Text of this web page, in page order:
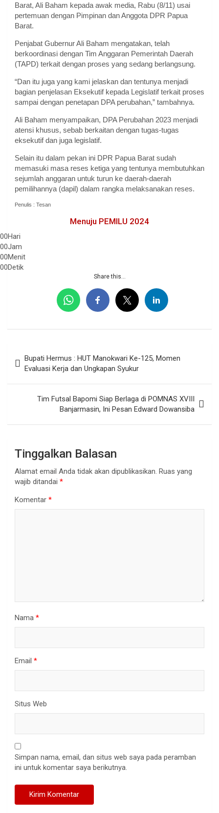
Barat, Ali Baham kepada awak media, Rabu (8/11) usai
pertemuan dengan Pimpinan dan Anggota DPR Papua
Barat.
Penjabat Gubernur Ali Baham mengatakan, telah
berkoordinasi dengan Tim Anggaran Pemerintah Daerah
(TAPD) terkait dengan proses yang sedang berlangsung.
“Dan itu juga yang kami jelaskan dan tentunya menjadi
bagian penjelasan Eksekutif kepada Legislatif terkait proses
sampai dengan penetapan DPA perubahan,” tambahnya.
Ali Baham menyampaikan, DPA Perubahan 2023 menjadi
atensi khusus, sebab berkaitan dengan tugas-tugas
eksekutif dan juga legislatif.
Selain itu dalam pekan ini DPR Papua Barat sudah
memasuki masa reses ketiga yang tentunya membutuhkan
sejumlah anggaran untuk turun ke daerah-daerah
pemilihannya (dapil) dalam rangka melaksanakan reses.
Penulis : Tesan
Menuju PEMILU 2024
00Hari
00Jam
00Menit
00Detik
Share this...
pos
Bupati Hermus : HUT Manokwari Ke-125, Momen
Evaluasi Kerja dan Ungkapan Syukur
Tim Futsal Bapomi Siap Berlaga di POMNAS XVIII
Banjarmasin, Ini Pesan Edward Dowansiba
Tinggalkan Balasan
Alamat email Anda tidak akan dipublikasikan. Ruas yang
wajib ditandai *
Komentar *
Nama *
Email *
Situs Web
Simpan nama, email, dan situs web saya pada peramban
ini untuk komentar saya berikutnya.